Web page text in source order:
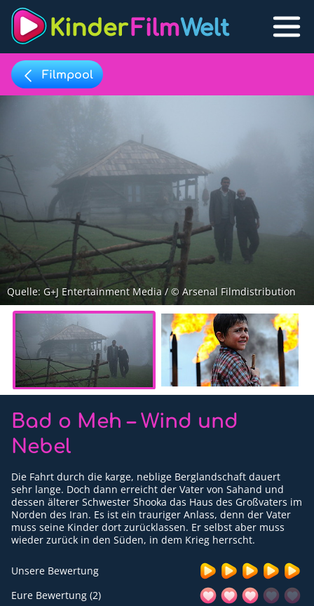
Filmlisten
Filmlexikon
Lernfilme
Favoriten
Für Erwachsene
Redaktion
Downloads
Partner
Presse
Kontakt
Impressum
Datenschutzerklärung
Filmpool
Quelle: G+J Entertainment Media / © Arsenal Filmdistribution
Bad o Meh – Wind und
Nebel
Die Fahrt durch die karge, neblige Berglandschaft dauert
sehr lange. Doch dann erreicht der Vater von Sahand und
dessen älterer Schwester Shooka das Haus des Großvaters im
Norden des Iran. Es ist ein trauriger Anlass, denn der Vater
muss seine Kinder dort zurücklassen. Er selbst aber muss
wieder zurück in den Süden, in dem Krieg herrscht.
Unsere Bewertung
Eure Bewertung (2)